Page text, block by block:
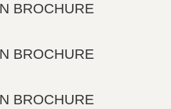
BROCHURE
BROCHURE
BROCHURE